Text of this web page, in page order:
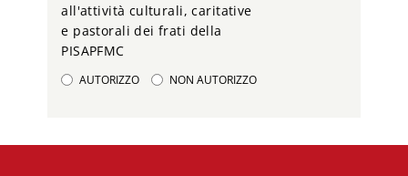
all'attività culturali, caritative
e pastorali dei frati della
PISAPFMC
AUTORIZZO NON AUTORIZZO